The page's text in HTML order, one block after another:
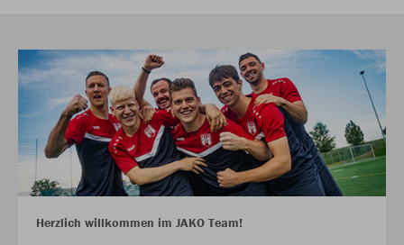
Herzlich willkommen im JAKO Team!